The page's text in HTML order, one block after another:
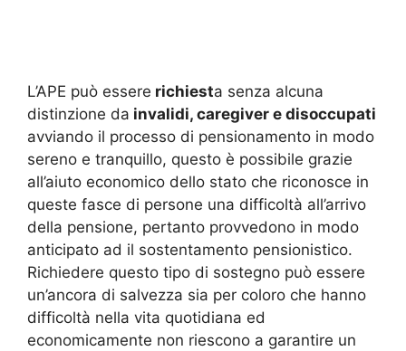
L’APE può essere richiesta senza alcuna
distinzione da invalidi, caregiver e disoccupati
avviando il processo di pensionamento in modo
sereno e tranquillo, questo è possibile grazie
all’aiuto economico dello stato che riconosce in
queste fasce di persone una difficoltà all’arrivo
della pensione, pertanto provvedono in modo
anticipato ad il sostentamento pensionistico.
Richiedere questo tipo di sostegno può essere
un’ancora di salvezza sia per coloro che hanno
difficoltà nella vita quotidiana ed
economicamente non riescono a garantire un